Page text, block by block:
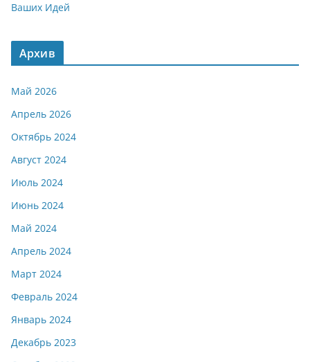
Ваших Идей
Архив
Май 2026
Апрель 2026
Октябрь 2024
Август 2024
Июль 2024
Июнь 2024
Май 2024
Апрель 2024
Март 2024
Февраль 2024
Январь 2024
Декабрь 2023